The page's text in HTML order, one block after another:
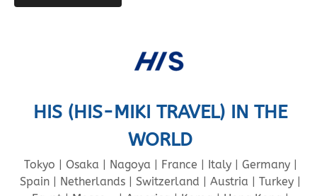
*
HIS (HIS-MIKI TRAVEL) IN THE
WORLD
Tokyo | Osaka | Nagoya | France | Italy | Germany |
Spain | Netherlands | Switzerland | Austria | Turkey |